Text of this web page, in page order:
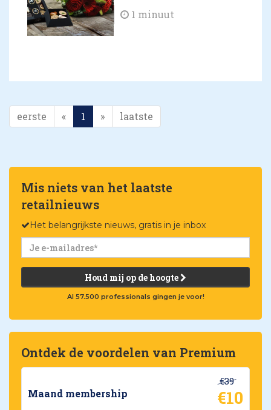
1 minuut
eerste « 1 » laatste
Mis niets van het laatste
retailnieuws
Het belangrijkste nieuws, gratis in je inbox
Houd mij op de hoogte
Al 57.500 professionals gingen je voor!
Ontdek de voordelen van Premium
Maand membership
€39
€10